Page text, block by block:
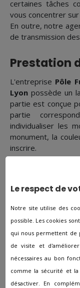
certaines tâches
vous concentrer
En outre, notre
de transmission
Prestation
L'entreprise Pôle
Lyon possède un
partie est conçue
partie
individualiser les
monument, la
inscrire.
?
Cela fluctue
funèbres
prestations
poignées et la
France, les
Le respect de
Notre site utilise des
possible. Les cookies
qui nous permettent de
de visite et
nécessaires au bon
comme la sécurité et la
désactiver. En